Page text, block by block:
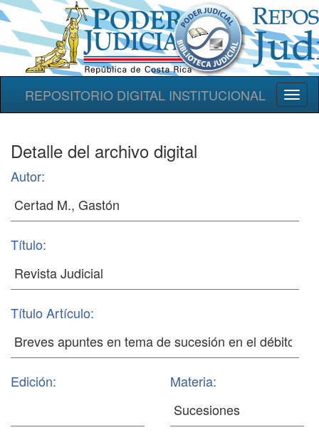
REPOSITORIO DIGITAL INSTITUCIONAL
Detalle del archivo digital
Autor:
Título:
Título Artículo:
Edición: Materia: